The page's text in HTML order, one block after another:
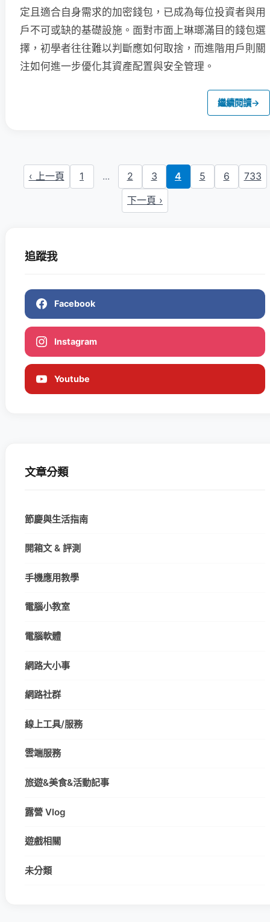
定且適合自身需求的加密錢包，已成為每位投資者與用
戶不可或缺的基礎設施。面對市面上琳瑯滿目的錢包選
擇，初學者往往難以判斷應如何取捨，而進階用戶則關
注如何進一步優化其資產配置與安全管理。
繼續閱讀→
‹ 上一頁 1 ... 2 3 4 5 6
733
下一頁 ›
追蹤我
Facebook
Instagram
Youtube
文章分類
節慶與生活指南
開箱文 & 評測
手機應用教學
電腦小教室
電腦軟體
網路大小事
網路社群
線上工具/服務
雲端服務
旅遊&美食&活動記事
露營 Vlog
遊戲相關
未分類